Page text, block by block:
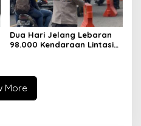
Dua Hari Jelang Lebaran
98.000 Kendaraan Lintasi
More